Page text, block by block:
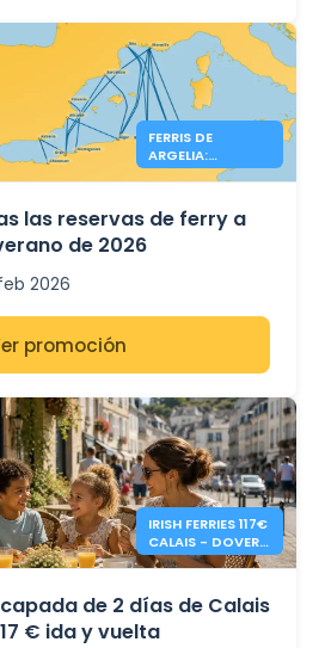
FERRIS DE
ARGELIA:
RESERVAS
VERANO DE 2026
las reservas de ferry a
de 2026
2026
promoción
IRISH FERRIES 117€
CALAIS - DOVER
IDA Y VUELTA EN 2
de 2 días de Calais
€ ida y vuelta